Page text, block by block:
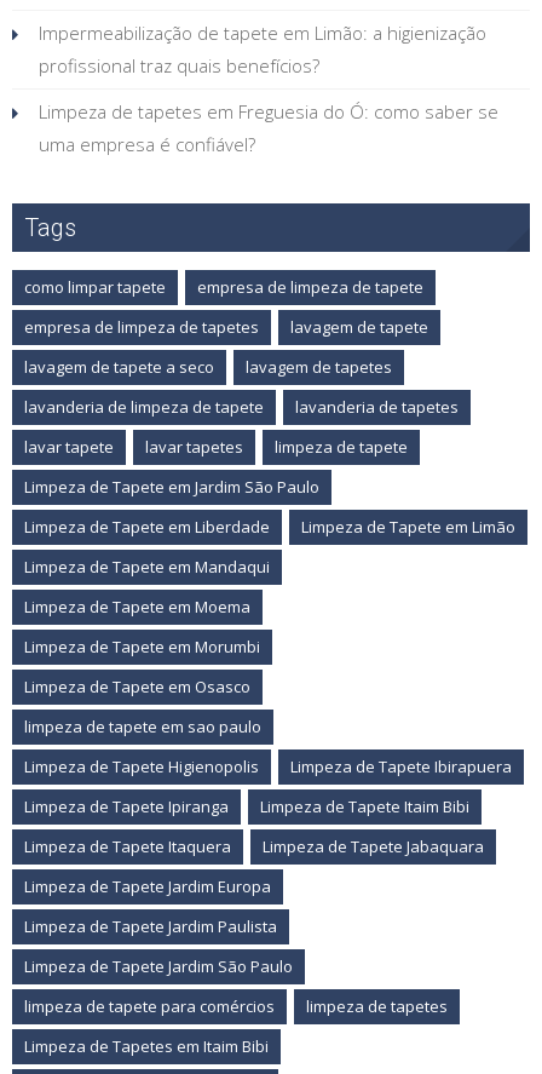
Impermeabilização de tapete em Limão: a higienização
profissional traz quais benefícios?
Limpeza de tapetes em Freguesia do Ó: como saber se
uma empresa é confiável?
Tags
como limpar tapete
empresa de limpeza de tapete
empresa de limpeza de tapetes
lavagem de tapete
lavagem de tapete a seco
lavagem de tapetes
lavanderia de limpeza de tapete
lavanderia de tapetes
lavar tapete
lavar tapetes
limpeza de tapete
Limpeza de Tapete em Jardim São Paulo
Limpeza de Tapete em Liberdade
Limpeza de Tapete em Limão
Limpeza de Tapete em Mandaqui
Limpeza de Tapete em Moema
Limpeza de Tapete em Morumbi
Limpeza de Tapete em Osasco
limpeza de tapete em sao paulo
Limpeza de Tapete Higienopolis
Limpeza de Tapete Ibirapuera
Limpeza de Tapete Ipiranga
Limpeza de Tapete Itaim Bibi
Limpeza de Tapete Itaquera
Limpeza de Tapete Jabaquara
Limpeza de Tapete Jardim Europa
Limpeza de Tapete Jardim Paulista
Limpeza de Tapete Jardim São Paulo
limpeza de tapete para comércios
limpeza de tapetes
Limpeza de Tapetes em Itaim Bibi